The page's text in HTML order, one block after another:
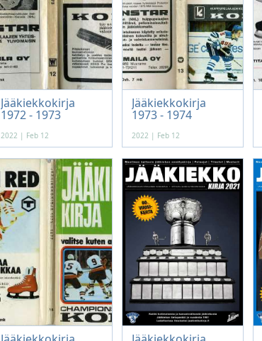
Jääkiekkokirja
1972 - 1973
2022 | Feb 12
Jääkiekkokirja
1973 - 1974
2022 | Feb 12